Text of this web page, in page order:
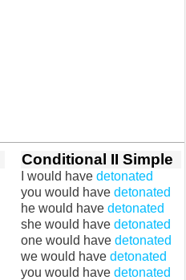
Conditional II Simple
I would have detonated
you would have detonated
he would have detonated
she would have detonated
one would have detonated
we would have detonated
you would have detonated